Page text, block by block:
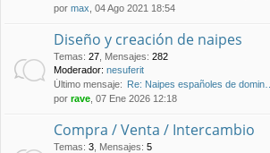
por max , 04 Ago 2021 18:54
Diseño y creación de naipes
Temas: 27 Mensajes: 282
Moderador: nesuferit
Último mensaje: Re: Naipes españoles de domin…
por rave , 07 Ene 2026 12:18
Compra / Venta / Intercambio
Temas: 3 Mensajes: 5